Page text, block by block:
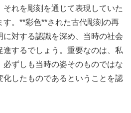
れを彫刻を通じて表現していた
す。**彩色**された古代彫刻の再
対する認識を深め、当時の社会
するでしょう。重要なのは、私
必ずしも当時の姿そのものではな
化したものであるということを認